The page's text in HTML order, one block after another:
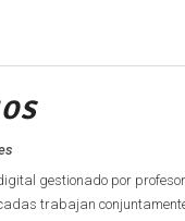
gestionado por
trabajan